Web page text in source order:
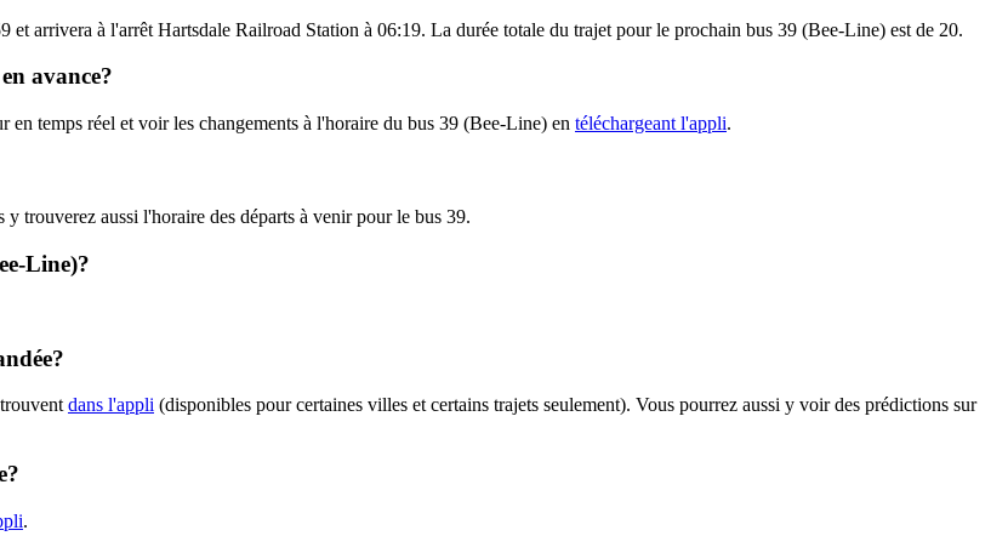
arrivera à l'arrêt Hartsdale Railroad Station à 06:19. La durée totale du trajet pour le prochain bus 39 (Bee-Line) est de 20.
avance?
temps réel et voir les changements à l'horaire du bus 39 (Bee-Line) en téléchargeant l'appli.
y trouverez aussi l'horaire des départs à venir pour le bus 39.
Line)?
dans l'appli (disponibles pour certaines villes et certains trajets seulement). Vous pourrez aussi y voir des prédictions sur
.